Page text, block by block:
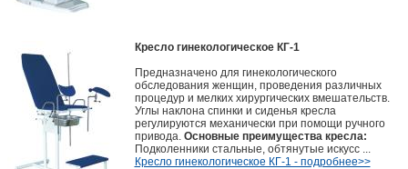
Кресло гинекологическое КГ-1
Предназначено для гинекологического
обследования женщин, проведения различных
процедур и мелких хирургических вмешательств.
Углы наклона спинки и сиденья кресла
регулируются механически при помощи ручного
привода. Основные преимущества кресла:
Подколенники стальные, обтянутые искусс ...
Кресло гинекологическое КГ-1 - подробнее>>